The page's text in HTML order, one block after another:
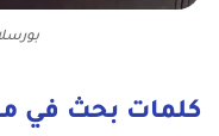
كلمات بحث في